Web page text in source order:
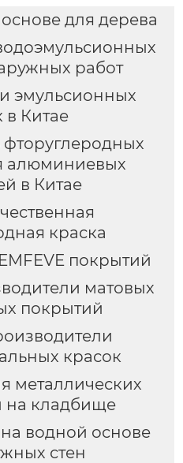
для дерева
работ
эмульсионных
в Китае
алюминиевых
в Китае
краска
покрытий
матовых
покрытий
красок
металлических
на кладбище
водной основе
стен